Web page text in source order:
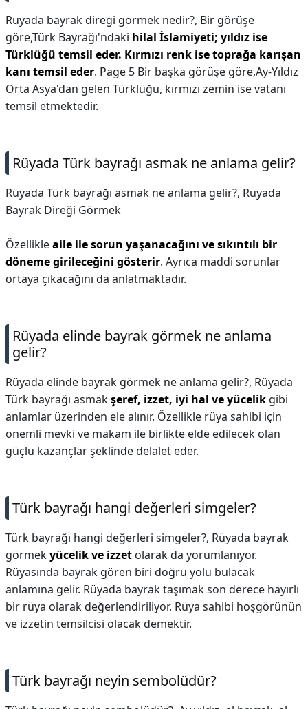
Ruyada bayrak diregi gormek nedir?, Bir görüşe
göre,Türk Bayrağı'ndaki hilal İslamiyeti; yıldız ise
Türklüğü temsil eder. Kırmızı renk ise toprağa karışan
kanı temsil eder. Page 5 Bir başka görüşe göre,Ay-Yıldız
Orta Asya'dan gelen Türklüğü, kırmızı zemin ise vatanı
temsil etmektedir.
Rüyada Türk bayrağı asmak ne anlama gelir?
Rüyada Türk bayrağı asmak ne anlama gelir?, Rüyada
Bayrak Direği Görmek
Özellikleaile ile sorun yaşanacağını ve sıkıntılı bir
döneme girileceğini gösterir. Ayrıca maddi sorunlar
ortaya çıkacağını da anlatmaktadır.
Rüyada elinde bayrak görmek ne anlama
gelir?
Rüyada elinde bayrak görmek ne anlama gelir?, Rüyada
Türk bayrağı asmakşeref, izzet, iyi hal ve yücelik gibi
anlamlar üzerinden ele alınır. Özellikle rüya sahibi için
önemli mevki ve makam ile birlikte elde edilecek olan
güçlü kazançlar şeklinde delalet eder.
Türk bayrağı hangi değerleri simgeler?
Türk bayrağı hangi değerleri simgeler?, Rüyada bayrak
görmekyücelik ve izzet olarak da yorumlanıyor.
Rüyasında bayrak gören biri doğru yolu bulacak
anlamına gelir. Rüyada bayrak taşımak son derece hayırlı
bir rüya olarak değerlendiriliyor. Rüya sahibi hoşgörünün
ve izzetin temsilcisi olacak demektir.
Türk bayrağı neyin sembolüdür?